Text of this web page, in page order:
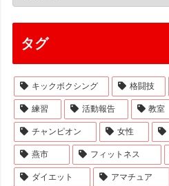
タグ
キックボクシング 格闘技
練習 活動報告 教室
チャンピオン 女性
燕市 フィットネス
ダイエット アマチュア